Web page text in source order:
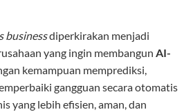
businessdiperkirakan menjadi
yang ingin membangun AI-
kemampuan memprediksi,
gangguan secara otomatis
yang lebih efisien, aman, dan